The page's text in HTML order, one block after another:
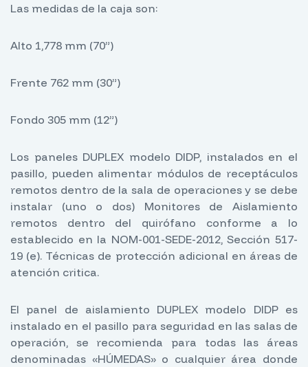
Las medidas de la caja son:
Alto 1,778 mm (70”)
Frente 762 mm (30”)
Fondo 305 mm (12”)
Los paneles DUPLEX modelo DIDP, instalados en el
pasillo, pueden alimentar módulos de receptáculos
remotos dentro de la sala de operaciones y se debe
instalar (uno o dos) Monitores de Aislamiento
remotos dentro del quirófano conforme a lo
establecido en la NOM-001-SEDE-2012, Sección 517-
19 (e). Técnicas de protección adicional en áreas de
atención critica.
El panel de aislamiento DUPLEX modelo DIDP es
instalado en el pasillo para seguridad en las salas de
operación, se recomienda para todas las áreas
denominadas «HÚMEDAS» o cualquier área donde